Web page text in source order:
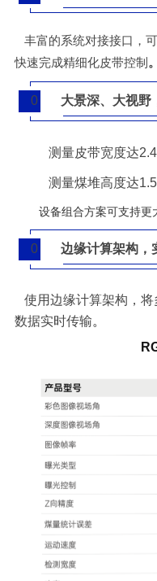
4
丰富的系统对接接口，
快速完成精细化皮带控制 。
0
5
大景深、大视野
测量皮带宽度达2.4
测量煤堆高度达1.5
设备组合方案可支持更
0
5
边缘计算架构，
使用边缘计算架构，
数据实时传输。